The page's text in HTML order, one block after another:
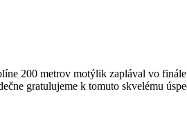
200 metrov motýlik zaplával vo
gratulujeme k tomuto skvelému